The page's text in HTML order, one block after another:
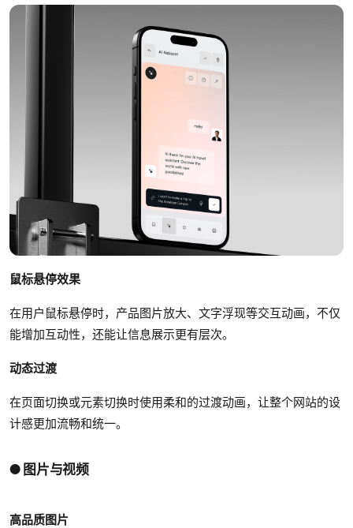
鼠标悬停效果
在用户鼠标悬停时，产品图片放大、文字浮现等交互动画，不仅
能增加互动性，还能让信息展示更有层次。
动态过渡
在页面切换或元素切换时使用柔和的过渡动画，让整个网站的设
计感更加流畅和统一。
● 图片与视频
高品质图片